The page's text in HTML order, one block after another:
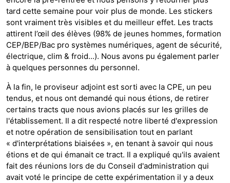
tard cette semaine pour voir plus de monde. Les stickers
sont vraiment très visibles et du meilleur effet. Les tracts
attirent l’œil des élèves (98% de jeunes hommes, formation
CEP/BEP/Bac pro systèmes numériques, agent de sécurité,
électrique, clim & froid...). Nous avons pu également parler
à quelques personnes du personnel.
À la fin, le proviseur adjoint est sorti avec la CPE, un peu
tendus, et nous ont demandé qui nous étions, de retirer
certains tracts que nous avions placés sur les grilles de
l'établissement. Il a dit respecté notre liberté d'expression
et notre opération de sensibilisation tout en parlant
« d'interprétations biaisées », en tenant à savoir qui nous
étions et de qui émanait ce tract. Il a expliqué qu'ils avaient
fait des réunions lors de du Conseil d'administration qui
avait voté le principe de cette expérimentation il y a deux